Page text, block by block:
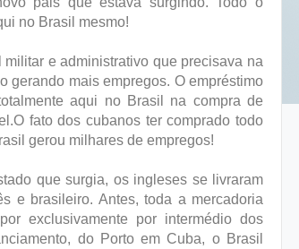
no Brasil mesmo!
e administrativo que precisava na
gerando mais empregos. O empréstimo
aqui no Brasil na compra de
fato dos cubanos ter comprado todo
gerou milhares de empregos!
que surgia, os ingleses se livraram
e brasileiro. Antes, toda a mercadoria
exclusivamente por intermédio dos
do Porto em Cuba, o Brasil